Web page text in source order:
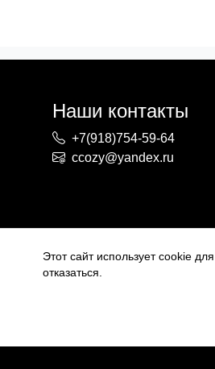
Наши контакты
+7(918)754-59-64
ccozy@yandex.ru
Этот сайт использует cookie
отказаться.